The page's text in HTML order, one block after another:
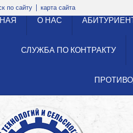
по сайту карта сайта
О НАС
СЛУЖБА ПО КОНТРАКТУ